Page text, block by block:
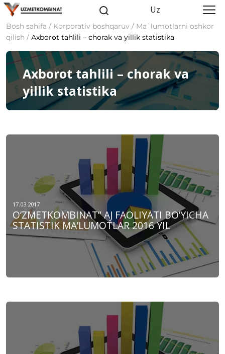
Uz
Bosh sahifa / Korporativ boshqaruv / Ma`lumotlarni oshkor
qilish / Аxborot tahlili – chorak va yillik statistika
Аxborot tahlili – chorak va
yillik statistika
17.03.2017
O’ZMETKOMBINAT” AJ FAOLIYATI BO’YICHA
STATISTIK MA’LUMOTLAR 2016 YIL